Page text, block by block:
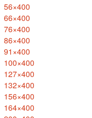
56×400
66×400
76×400
86×400
91×400
100×400
127×400
132×400
156×400
164×400